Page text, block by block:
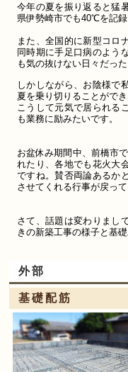
今年の夏を振り返ると猛
県伊勢崎市でも40℃を記録
また、全国的に新型コロ
同時期に手足口病のよう
も気の抜けない日々だっ
しかしながら、お陰様で
夏を乗り切りることができ
こうして元気で居られる
も業務に励みたいです。
お盆休み期間中、前橋市
れたり、各地でも花火大
ですね。賛否両論あるか
させてくれる行事が戻っ
さて、話題は変わりまし
きの新築工事の様子と基
外部
基礎配筋